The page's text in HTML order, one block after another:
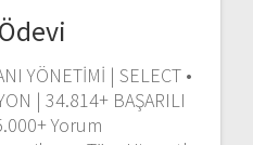
YÖNETİMİ | SELECT •
| 34.814+ BAŞARILI
Yorum